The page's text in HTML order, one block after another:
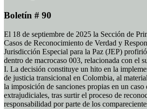
Boletín # 90
El 18 de septiembre de 2025 la Sección de
Casos de Reconocimiento de Verdad y
Jurisdicción Especial para la Paz (JEP)
dentro de macrocaso 003, relacionada con el
I. La decisión constituye un hito en la
de justicia transicional en Colombia, al
la imposición de sanciones propias en un caso
extrajudiciales, tras surtir el proceso de
responsabilidad por parte de los